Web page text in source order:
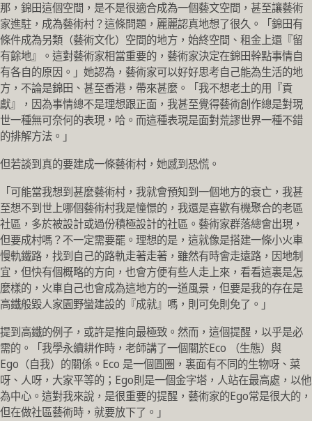
那，錦田這個空間，是不是很適合成為一個藝文空間，甚至讓藝術
家進駐，成為藝術村？這條問題，麗麗認真地想了很久。「錦田有
條件成為另類（藝術文化）空間的地方，始終空間、租金上還『留
有餘地』。這對藝術家相當重要的，藝術家決定在錦田幹點事情自
有各自的原因。」她認為，藝術家可以好好思考自己能為生活的地
方，不論是錦田、甚至香港，帶來甚麼。「我不想老土的用『貢
獻』，因為事情總不是理想跟正面，我甚至覺得藝術創作總是對現
世一種無可奈何的表現，哈。而這種表現是面對荒謬世界一種不錯
的排解方法。」
但若談到真的要建成一條藝術村，她感到恐慌。
「可能當我想到甚麼藝術村，我就會預知到一個地方的衰亡，我甚
至想不到世上哪個藝術村我是憧憬的，我還是喜歡有機聚合的老區
社區，多於被設計或過份積極設計的社區。藝術家群落總會出現，
但要成村嗎？不一定需要罷。理想的是，這就像是搭建一條小火車
慢軌鐵路，找到自己的路軌走著走著，雖然有時會走遠路，因地制
宜，但快有個概略的方向，也會方便有些人走上來，看看這裏是怎
麼樣的，火車自己也會成為這地方的一道風景，但要是我的存在是
高鐵般毀人家園野蠻建設的『成就』嗎，則可免則免了。」
提到高鐵的例子，或許是推向最極致。然而，這個提醒，以乎是必
需的。「我學永續耕作時，老師講了一個關於Eco （生態）與
Ego（自我）的關係。Eco 是一個圓圏，裏面有不同的生物呀、菜
呀、人呀，大家平等的；Ego則是一個金字塔，人站在最高處，以他
為中心。這對我來說，是很重要的提醒，藝術家的Ego常是很大的，
但在做社區藝術時，就要放下了。」